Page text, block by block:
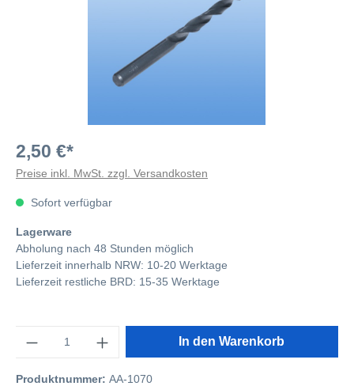
2,50 €*
Preise inkl. MwSt. zzgl. Versandkosten
Sofort verfügbar
Lagerware
Abholung nach 48 Stunden möglich
Lieferzeit innerhalb NRW: 10-20 Werktage
Lieferzeit restliche BRD: 15-35 Werktage
In den Warenkorb
Produktnummer: AA-1070